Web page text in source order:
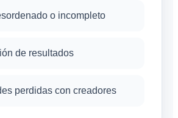
o incompleto
de resultados
perdidas con creadores